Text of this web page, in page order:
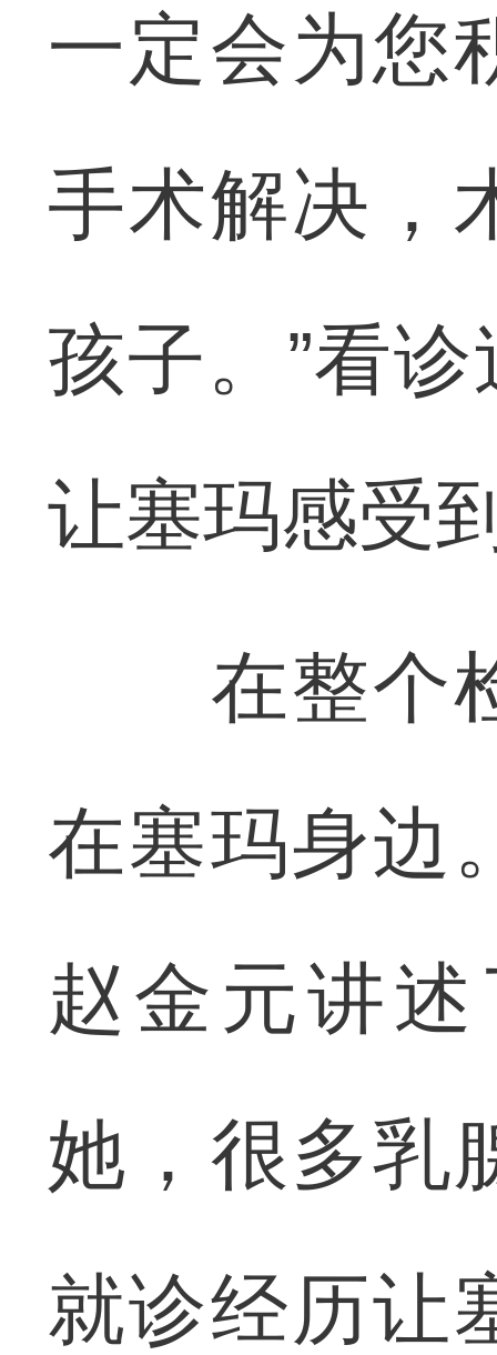
一定会为您
手术解决，
孩子。”看
让塞玛感受
在整个检
在塞玛身边
赵金元讲
她，很多乳
就诊经历让